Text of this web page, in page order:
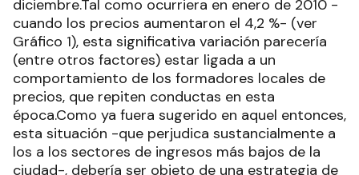
diciembre.Tal como ocurriera en enero de 2010 -
cuando los precios aumentaron el 4,2 %- (ver
Gráfico 1), esta significativa variación parecería
(entre otros factores) estar ligada a un
comportamiento de los formadores locales de
precios, que repiten conductas en esta
época.Como ya fuera sugerido en aquel entonces,
esta situación -que perjudica sustancialmente a
los a los sectores de ingresos más bajos de la
ciudad-, debería ser objeto de una estrategia de